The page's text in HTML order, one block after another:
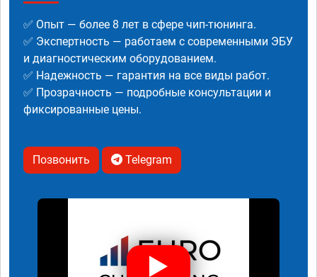
✅ Опыт — более 8 лет в сфере чип-тюнинга.
✅ Экспертность — работаем с современными ЭБУ
и диагностическим оборудованием.
✅ Надежность — гарантия на все виды работ.
✅ Прозрачность — подробные консультации и
фиксированные цены.
Позвонить Telegram